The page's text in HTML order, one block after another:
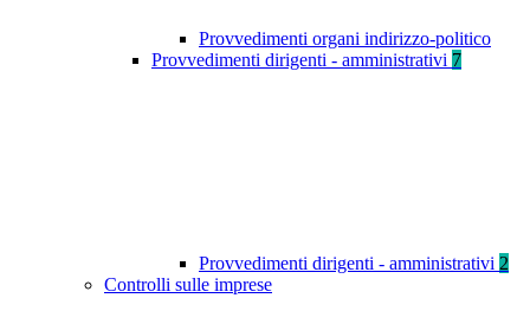
Provvedimenti organi indirizzo-politico
Provvedimenti dirigenti - amministrativi 7
Provvedimenti dirigenti - amministrativi 2
Controlli sulle imprese